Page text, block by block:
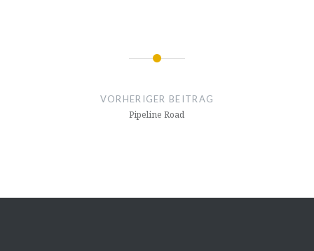
Beitragsnavigation
VORHERIGER BEITRAG
Pipeline Road